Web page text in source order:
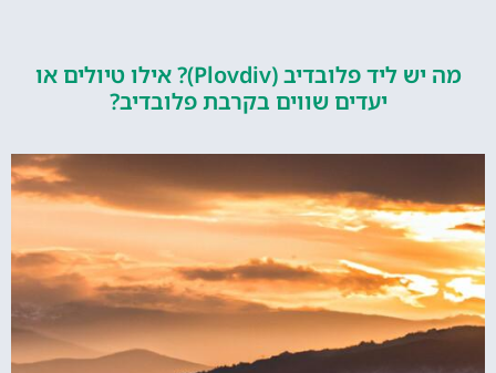
מה יש ליד פלובדיב (Plovdiv)? אילו טיולים או
יעדים שווים בקרבת פלובדיב?